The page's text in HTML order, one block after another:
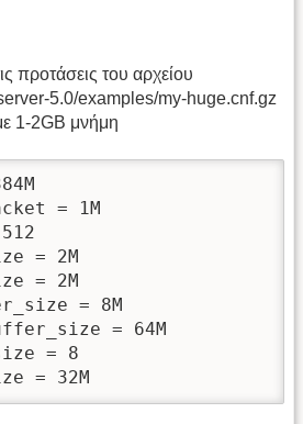
προτάσεις του αρχείου
5.0/examples/my-huge.cnf.gz
1-2GB μνήμη
= 1M
= 2M
= 2M
= 8M
= 64M
= 8
= 32M